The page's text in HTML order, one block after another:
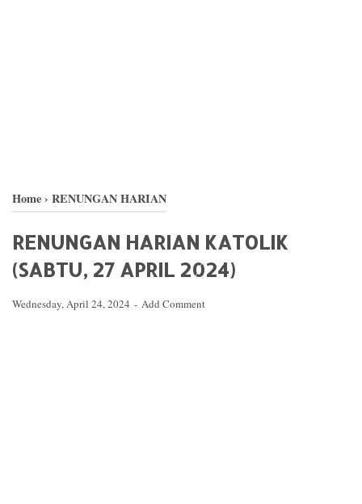
Home› RENUNGAN HARIAN
RENUNGAN HARIAN KATOLIK
(SABTU, 27 APRIL 2024)
Wednesday, April 24, 2024 Add Comment